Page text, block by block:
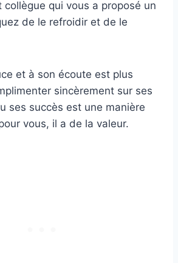
collègue qui vous a proposé un
de le refroidir et de le
et à son écoute est plus
sincèrement sur ses
ses succès est une manière
vous, il a de la valeur.